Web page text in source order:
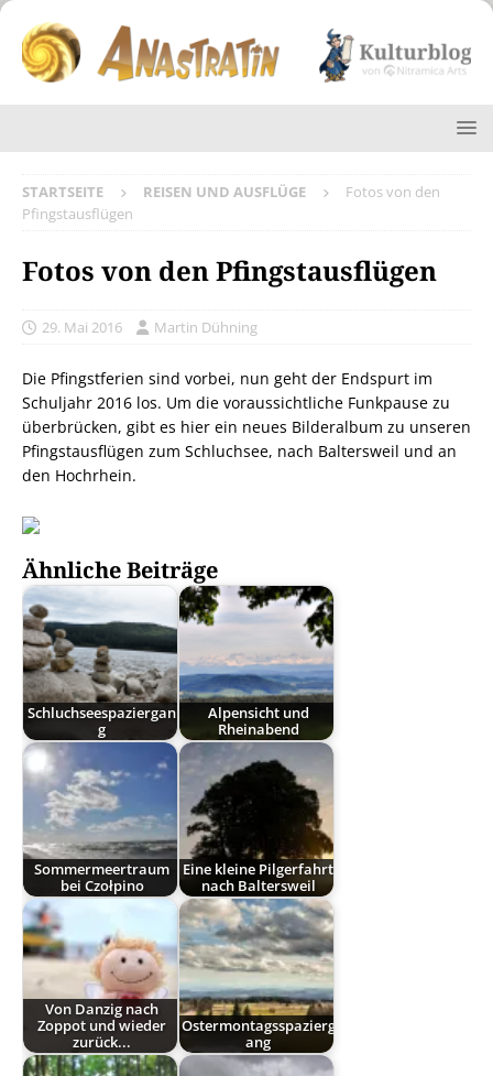
STARTSEITE REISEN UND AUSFLÜGE
Fotos von den
Pfingstausflügen
Fotos von den Pfingstausflügen
29. Mai 2016 Martin Dühning
Die Pfingstferien sind vorbei, nun geht der Endspurt im
Schuljahr 2016 los. Um die voraussichtliche Funkpause zu
überbrücken, gibt es hier ein neues Bilderalbum zu unseren
Pfingstausflügen zum Schluchsee, nach Baltersweil und an
den Hochrhein.
Ähnliche Beiträge
Schluchseespaziergan
g
Alpensicht und
Rheinabend
Sommermeertraum
bei Czołpino
Eine kleine Pilgerfahrt
nach Baltersweil
Von Danzig nach
Zoppot und wieder
zurück...
Ostermontagsspazierg
ang